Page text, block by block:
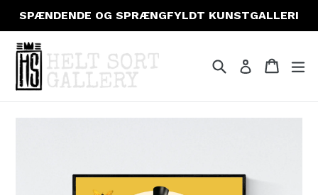
indhold
SPÆNDENDE OG SPRÆNGFYLDT KUNSTGALLERI
Søg Log ind